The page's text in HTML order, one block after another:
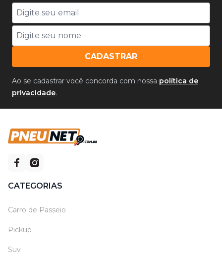
CADASTRAR
Ao se cadastrar você concorda com nossa política de
privacidade.
CATEGORIAS
Carro de Passeio
Pickup
Suv